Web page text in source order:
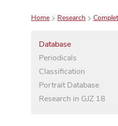
Home Research
Database
Periodicals
Classification
Portrait Database
Research in GJZ 18